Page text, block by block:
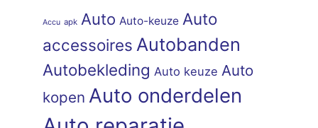
Accu apk Auto Auto-keuze Auto
accessoires Autobanden
Autobekleding Auto keuze Auto
kopen Auto onderdelen